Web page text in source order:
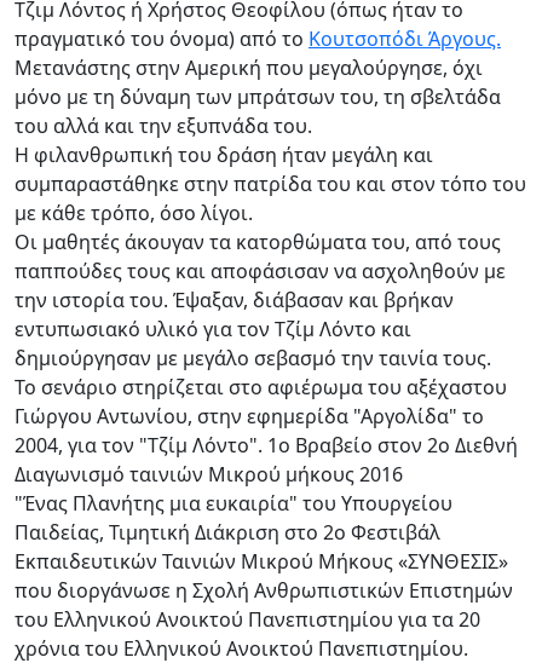
Τζιμ Λόντος ή Χρήστος Θεοφίλου (όπως ήταν το
πραγματικό του όνομα) από το Κουτσοπόδι Άργους.
Μετανάστης στην Αμερική που μεγαλούργησε, όχι
μόνο με τη δύναμη των μπράτσων του, τη σβελτάδα
του αλλά και την εξυπνάδα του.
Η φιλανθρωπική του δράση ήταν μεγάλη και
συμπαραστάθηκε στην πατρίδα του και στον τόπο του
με κάθε τρόπο, όσο λίγοι.
Οι μαθητές άκουγαν τα κατορθώματα του, από τους
παππούδες τους και αποφάσισαν να ασχοληθούν με
την ιστορία του. Έψαξαν, διάβασαν και βρήκαν
εντυπωσιακό υλικό για τον Τζίμ Λόντο και
δημιούργησαν με μεγάλο σεβασμό την ταινία τους.
Το σενάριο στηρίζεται στο αφιέρωμα του αξέχαστου
Γιώργου Αντωνίου, στην εφημερίδα "Αργολίδα" το
2004, για τον "Τζίμ Λόντο". 1ο Βραβείο στον 2ο Διεθνή
Διαγωνισμό ταινιών Μικρού μήκους 2016
"Ένας Πλανήτης μια ευκαιρία" του Υπουργείου
Παιδείας, Τιμητική Διάκριση στο 2ο Φεστιβάλ
Εκπαιδευτικών Ταινιών Μικρού Μήκους «ΣYΝΘΕΣΙΣ»
που διοργάνωσε η Σχολή Ανθρωπιστικών Επιστημών
του Ελληνικού Ανοικτού Πανεπιστημίου για τα 20
χρόνια του Ελληνικού Ανοικτού Πανεπιστημίου.